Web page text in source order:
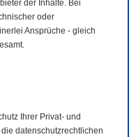
der Inhalte. Bei
oder
Ansprüche - gleich
Ihrer Privat- und
datenschutzrechtlichen